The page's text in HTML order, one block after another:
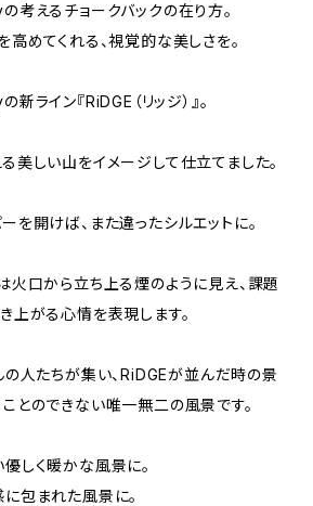
えるチョークバックの在り方。
高めてくれる、視覚的な美しさを。
イン『RiDGE（リッジ）』。
美しい山をイメージして仕立てました。
を開けば、また違ったシルエットに。
火口から立ち上る煙のように見え、課題
上がる心情を表現します。
の人たちが集い、RiDGEが並んだ時の景
とのできない唯一無二の風景です。
しく暖かな風景に。
包まれた風景に。